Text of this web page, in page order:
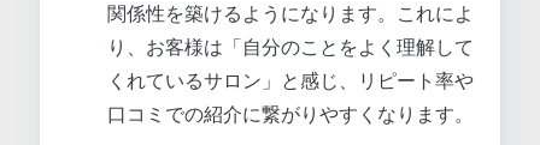
関係性を築けるようになります。これによ
り、お客様は「自分のことをよく理解して
くれているサロン」と感じ、リピート率や
口コミでの紹介に繋がりやすくなります。